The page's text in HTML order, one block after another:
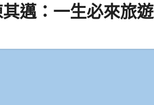
邁：一生必來旅遊